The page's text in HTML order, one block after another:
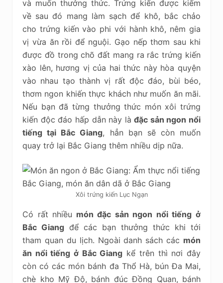
và muốn thưởng thức. Trứng kiến được kiếm
về sau đó mang làm sạch để khô, bắc chảo
cho trứng kiến vào phi với hành khô, nêm gia
vị vừa ăn rồi để nguội. Gạo nếp thơm sau khi
được đồ trong chõ đất mang ra rắc trứng kiến
xào lên, hương vị của hai thức này hòa quyện
vào nhau tạo thành vị rất độc đáo, bùi béo,
thơm ngon khiến thực khách như muốn ăn mãi.
Nếu bạn đã từng thưởng thức món xôi trứng
kiến độc đáo hấp dẫn này là đặc sản ngon nổi
tiếng tại Bắc Giang, hẳn bạn sẽ còn muốn
quay trở lại Bắc Giang thêm nhiều dịp nữa.
Xôi trứng kiến Lục Ngạn
Có rất nhiều món đặc sản ngon nổi tiếng ở
Bắc Giang để các bạn thưởng thức khi tới
tham quan du lịch. Ngoài danh sách các món
ăn nổi tiếng ở Bắc Giang kể trên thì nơi đây
còn có các món bánh đa Thổ Hà, bún Đa Mai,
chè kho Mỹ Độ, bánh đúc Đồng Quan, bánh